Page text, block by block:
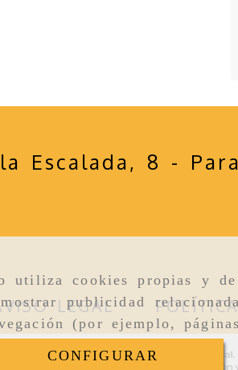
utiliza cookies propias y
publicidad
(por ejemplo,
CONFIGURAR
Escalada, 8 -
LEGAL